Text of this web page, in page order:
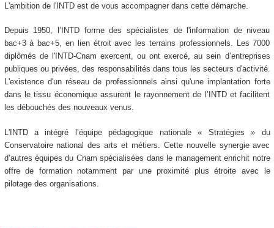
L'ambition de l'INTD est de vous accompagner dans cette démarche.
Depuis 1950, l’INTD forme des spécialistes de l'information de niveau
bac+3 à bac+5, en lien étroit avec les terrains professionnels. Les 7000
diplômés de l'INTD-Cnam exercent, ou ont exercé, au sein d’entreprises
publiques ou privées, des responsabilités dans tous les secteurs d'activité.
L'existence d'un réseau de professionnels ainsi qu'une implantation forte
dans le tissu économique assurent le rayonnement de l’INTD et facilitent
les débouchés des nouveaux venus.
L'INTD a intégré l’équipe pédagogique nationale « Stratégies » du
Conservatoire national des arts et métiers. Cette nouvelle synergie avec
d’autres équipes du Cnam spécialisées dans le management enrichit notre
offre de formation notamment par une proximité plus étroite avec le
pilotage des organisations.